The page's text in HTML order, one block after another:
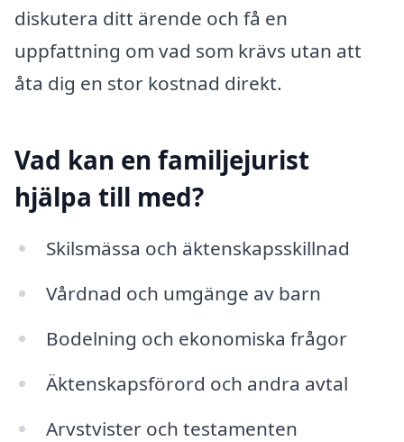
diskutera ditt ärende och få en
uppfattning om vad som krävs utan att
åta dig en stor kostnad direkt.
Vad kan en familjejurist
hjälpa till med?
Skilsmässa och äktenskapsskillnad
Vårdnad och umgänge av barn
Bodelning och ekonomiska frågor
Äktenskapsförord och andra avtal
Arvstvister och testamenten